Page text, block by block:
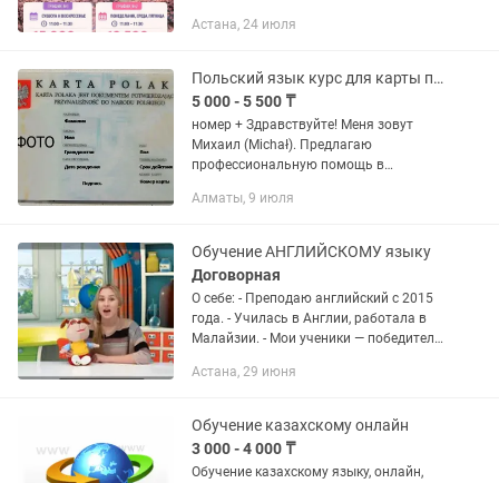
Правильное чтение и произношение •
японского...
Астана, 24 июля
Польский язык курс для карты поляка. Курс для обучения зарубежом.
5 000 - 5 500 ₸
номер + Здравствуйте! Меня зовут
Михаил (Michał). Предлагаю
профессиональную помощь в
кому важен качественный результат. Я
уровень...
Алматы, 9 июля
Обучение АНГЛИЙСКОМУ языку
Договорная
О себе: - Преподаю английский с 2015
года. - Училась в Англии, работала в
Малайзии. - Мои ученики — победители
стипендиаты "Болашақ", работают в
Астана, 29 июня
Обучение казахскому онлайн
3 000 - 4 000 ₸
Обучение казахскому языку, онлайн,